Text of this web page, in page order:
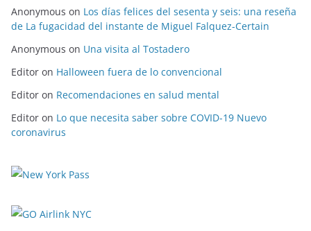
Anonymous on Los días felices del sesenta y seis: una reseña
de La fugacidad del instante de Miguel Falquez-Certain
Anonymous on Una visita al Tostadero
Editor on Halloween fuera de lo convencional
Editor on Recomendaciones en salud mental
Editor on Lo que necesita saber sobre COVID-19 Nuevo
coronavirus